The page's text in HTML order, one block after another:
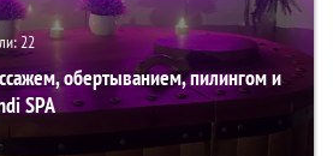
22
обертыванием, пилингом и
SPA